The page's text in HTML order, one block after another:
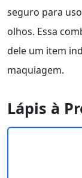
seguro para
olhos. Essa
dele um item
maquiagem.
Lápis à